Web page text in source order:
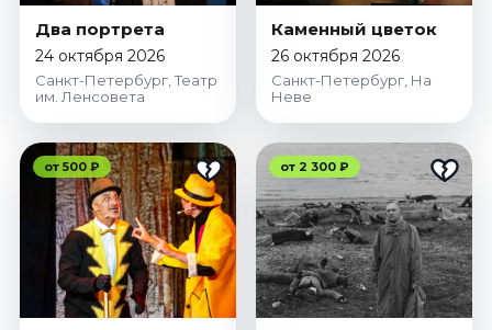
Два портрета
24 октября 2026
Санкт-Петербург, Театр
им. Ленсовета
Каменный цветок
26 октября 2026
Санкт-Петербург, На
Неве
от 500 ₽ от 2 300 ₽